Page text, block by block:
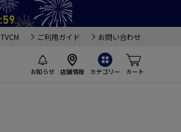
TVCM ご利用ガイド お問い合わせ
お知らせ 店舗情報 カテゴリー カート